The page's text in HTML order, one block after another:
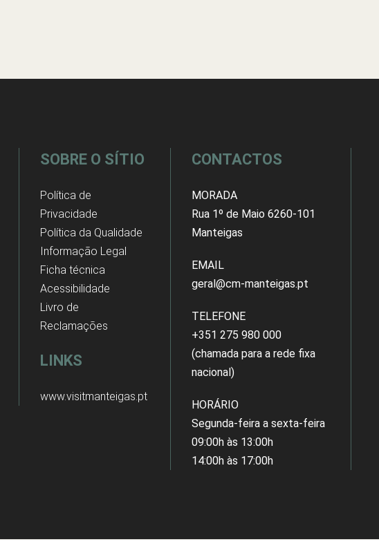
SOBRE O SÍTIO
Política de
Privacidade
Política da Qualidade
Informação Legal
Ficha técnica
Acessibilidade
Livro de
Reclamações
LINKS
www.visitmanteigas.pt
CONTACTOS
MORADA
Rua 1º de Maio 6260-101
Manteigas
EMAIL
geral@cm-manteigas.pt
TELEFONE
+351 275 980 000
(chamada para a rede fixa
nacional)
HORÁRIO
Segunda-feira a sexta-feira
09:00h às 13:00h
14:00h às 17:00h